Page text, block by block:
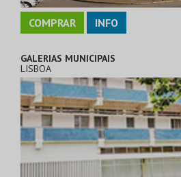
COMPRAR INFO
GALERIAS MUNICIPAIS
LISBOA